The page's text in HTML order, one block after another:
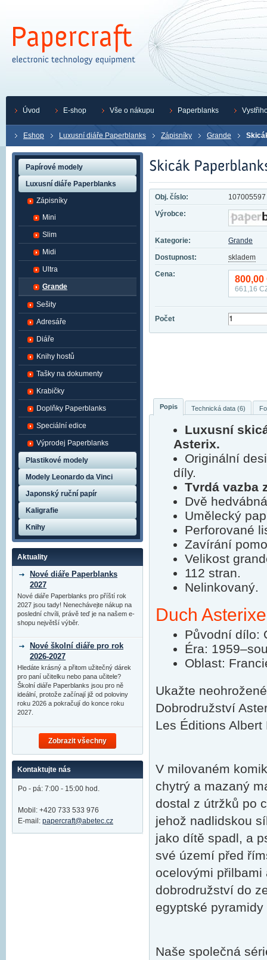
Eshop Luxusní diáře Paperblanks Zápisníky Grande
Obj. číslo:
107005597
Výrobce:
Kategorie:
Grande
Dostupnost:
skladem
Cena:
800,00
661,16
Počet
Popis Technická data (6)
Luxusní
Asterix.
Originální
díly.
Tvrdá vazba
Dvě
Umělecký
Perforované
Zavírání
Velikost
112 stran.
Nelinkovaný.
Duch
Původní dílo:
Éra:
Oblast:
Ukažte
Dobrodružství
Les Éditions Albert
V milovaném
chytrý a mazaný
dostal z útržků po
jehož nadlidskou
jako dítě spadl, a
své území před
ocelovými
dobrodružství do
egyptské
Naše společná
Papírové modely
Luxusní diáře Paperblanks
Zápisníky
Mini
Slim
Midi
Ultra
Grande
Sešity
Adresáře
Diáře
Knihy hostů
Tašky na dokumenty
Krabičky
Doplňky Paperblanks
Speciální edice
Výprodej Paperblanks
Plastikové modely
Modely Leonardo da Vinci
Japonský ruční papír
Kaligrafie
Knihy
Aktuality
Nové diáře Paperblanks
2027
Nové diáře Paperblanks pro příští rok
2027 jsou tady! Nenechávejte nákup na
poslední chvíli, právě teď je na našem e-
shopu největší výběr.
Nové školní diáře pro rok
2026-2027
Hledáte krásný a přitom užitečný dárek
pro paní učitelku nebo pana učitele?
Školní diáře Paperblanks jsou pro ně
ideální, protože začínají již od poloviny
roku 2026 a pokračují do konce roku
2027.
Zobrazit všechny
Kontaktujte nás
Po - pá: 7:00 - 15:00 hod.
Mobil: +420 733 533 976
E-mail: papercraft@abetec.cz
Úvod E-shop Vše o nákupu Paperblanks